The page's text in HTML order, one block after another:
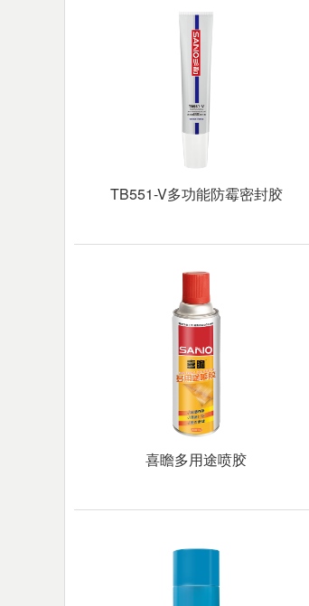
TB551-V多功能防霉密封胶
喜瞻多用途喷胶